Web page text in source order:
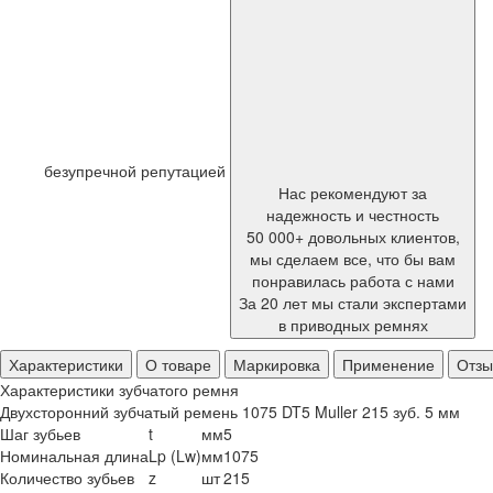
безупречной репутацией
Нас рекомендуют за
надежность и честность
50 000+ довольных клиентов,
мы сделаем все, что бы вам
понравилась работа с нами
За 20 лет мы стали экспертами
в приводных ремнях
Характеристики
О товаре Маркировка Применение
Характеристики зубчатого ремня
Двухсторонний зубчатый ремень 1075 DT5 Muller 215 зуб. 5 мм
Шаг зубьев
t мм5
Номинальная длинаLp (Lw)мм1075
Количество зубьев
z шт215